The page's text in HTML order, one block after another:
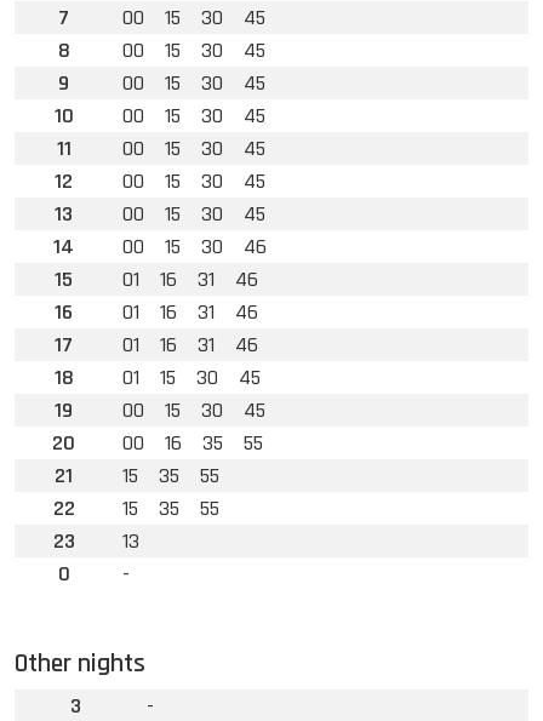
7
00 15 30
45
8
00 15 30
45
9
00 15 30
45
10
00 15 30
45
11
00 15 30
45
12
00 15 30
45
13
00 15 30
45
14
00 15 30
46
15
01 16 31
46
16
01 16 31
46
17
01 16 31
46
18
01 15 30
45
19
00 15 30
45
20
00 16 35
55
21
15 35
55
22
15 35
55
23
13
0
-
Other nights
3
-